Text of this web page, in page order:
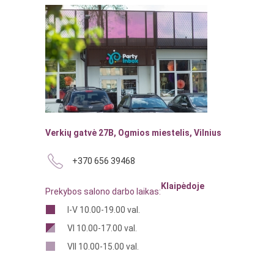
Verkių gatvė 27B, Ogmios miestelis, Vilnius
+370 656 39468
Prekybos salono darbo laikas:
I-V 10.00-19.00 val.
VI 10.00-17.00 val.
VII 10.00-15.00 val.
Klaipėdoje